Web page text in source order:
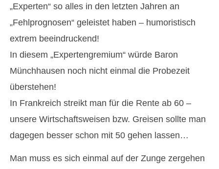
„Experten“ so alles in den letzten Jahren an
„Fehlprognosen“ geleistet haben – humoristisch
extrem beeindruckend!
In diesem „Expertengremium“ würde Baron
Münchhausen noch nicht einmal die Probezeit
überstehen!
In Frankreich streikt man für die Rente ab 60 –
unsere Wirtschaftsweisen bzw. Greisen sollte man
dagegen besser schon mit 50 gehen lassen…
Man muss es sich einmal auf der Zunge zergehen